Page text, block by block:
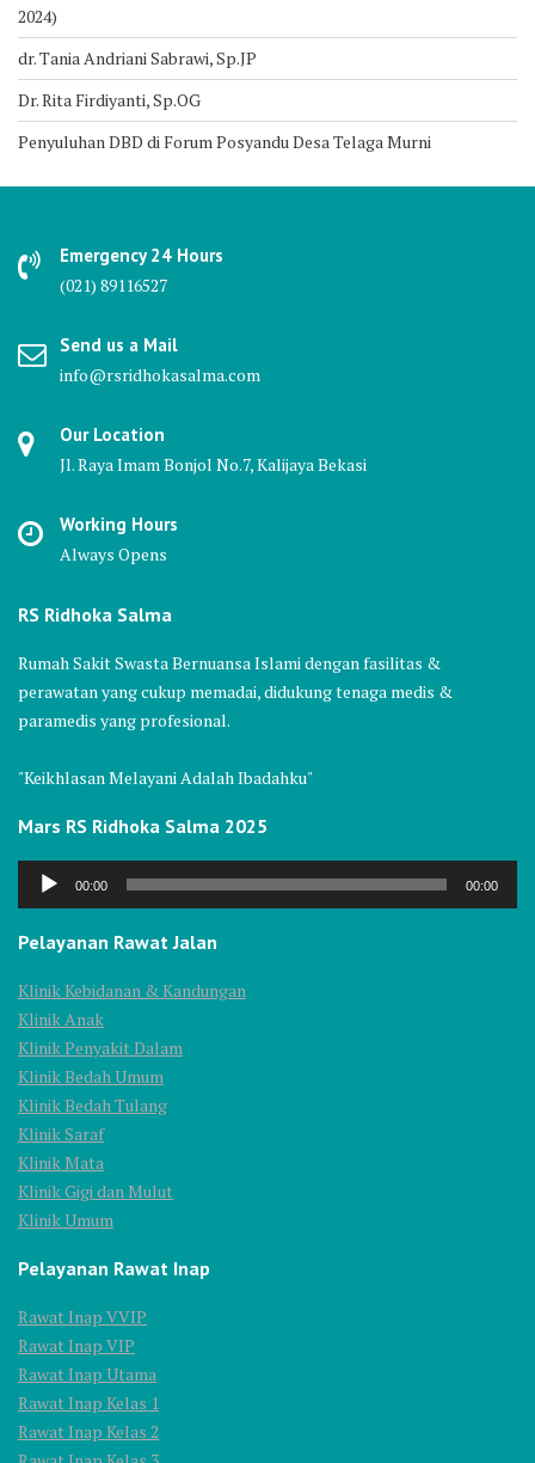
2024)
dr. Tania Andriani Sabrawi, Sp.JP
Dr. Rita Firdiyanti, Sp.OG
Penyuluhan DBD di Forum Posyandu Desa Telaga Murni
Emergency 24 Hours
(021) 89116527
Send us a Mail
info@rsridhokasalma.com
Our Location
Jl. Raya Imam Bonjol No.7, Kalijaya Bekasi
Working Hours
Always Opens
RS Ridhoka Salma
Rumah Sakit Swasta Bernuansa Islami dengan fasilitas &
perawatan yang cukup memadai, didukung tenaga medis &
paramedis yang profesional.
"Keikhlasan Melayani Adalah Ibadahku"
Mars RS Ridhoka Salma 2025
Audio
00:00 00:00
Pelayanan Rawat Jalan
Klinik Kebidanan & Kandungan
Klinik Anak
Klinik Penyakit Dalam
Klinik Bedah Umum
Klinik Bedah Tulang
Klinik Saraf
Klinik Mata
Klinik Gigi dan Mulut
Klinik Umum
Pelayanan Rawat Inap
Rawat Inap VVIP
Rawat Inap VIP
Rawat Inap Utama
Rawat Inap Kelas 1
Rawat Inap Kelas 2